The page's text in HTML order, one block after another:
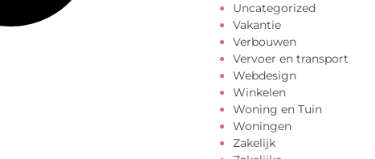
Uncategorized
Vakantie
Verbouwen
Vervoer en transport
Webdesign
Winkelen
Woning en Tuin
Woningen
Zakelijk